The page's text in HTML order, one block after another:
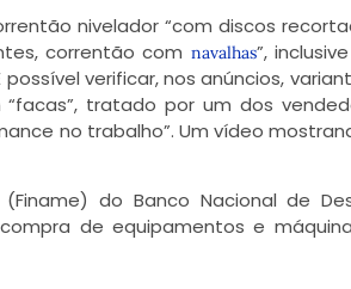
nivelador “com discos
correntão com navalhas”,
possível verificar, nos anúncios,
tratado por um dos
no trabalho”. Um vídeo
do Banco Nacional de
de equipamentos e